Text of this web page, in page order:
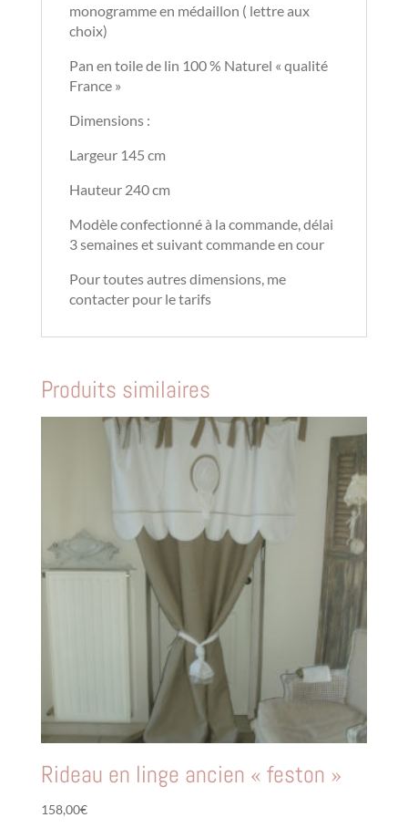
monogramme en médaillon ( lettre aux
choix)
Pan en toile de lin 100 % Naturel « qualité
France »
Dimensions :
Largeur 145 cm
Hauteur 240 cm
Modèle confectionné à la commande, délai
3 semaines et suivant commande en cour
Pour toutes autres dimensions, me
contacterpour le tarifs
Produits similaires
Rideau en linge ancien « feston »
158,00€